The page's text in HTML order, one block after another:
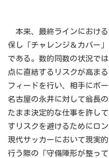
本来、最終ラインにおけ
保し「チャレンジ＆カバー
である。数的同数の状況で
点に直結するリスクが高ま
フィードを行い、相手にボ
名古屋の永井に対して翁長
たまま決定的な仕事を許し
すリスクを避けるためにロ
現代サッカーにおいて現実
行う際の「守備陣形が整っ